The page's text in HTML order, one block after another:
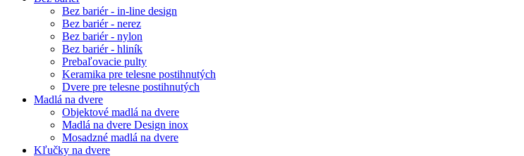
Bez bariér - in-line design
Bez bariér - nerez
Bez bariér - nylon
Bez bariér - hliník
Prebaľovacie pulty
Keramika pre telesne postihnutých
Dvere pre telesne postihnutých
Madlá na dvere
Objektové madlá na dvere
Madlá na dvere Design inox
Mosadzné madlá na dvere
Kľučky na dvere